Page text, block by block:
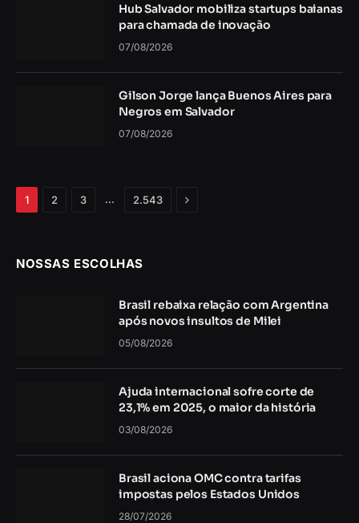
Hub Salvador mobiliza startups baianas
para chamada de inovação
07/08/2026
Gilson Jorge lança Buenos Aires para
Negros em Salvador
07/08/2026
1 2 3 … 2.543 Próximo
NOSSAS ESCOLHAS
Brasil rebaixa relação com Argentina
após novos insultos de Milei
05/08/2026
Ajuda internacional sofre corte de
23,1% em 2025, o maior da história
03/08/2026
Brasil aciona OMC contra tarifas
impostas pelos Estados Unidos
28/07/2026